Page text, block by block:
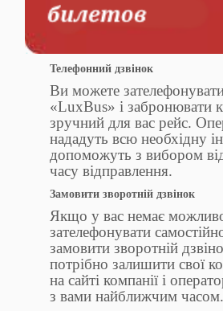
Телефонний дзвінок
Ви можете
«LuxBus» і забронювати
зручний для вас рейс.
нададуть всю необхідну
допоможуть з вибором
часу відправлення.
Замовити зворотній дзвінок
Якщо у вас немає
зателефонувати
замовити зворотній
потрібно залишити свої
на сайті компанії і
з вами найближчим часом.